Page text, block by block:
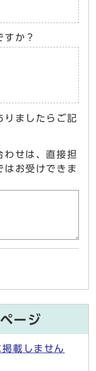
すか？
りましたらご記
わせは、直接担
はお受けできま
ージ
載しません